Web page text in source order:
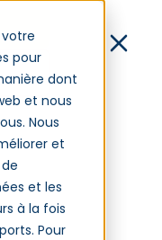
pour
dont
et nous
Nous
et
et les
à la fois
Pour
la loi «
»